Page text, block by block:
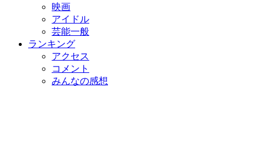
映画
アイドル
芸能一般
ランキング
アクセス
コメント
みんなの感想